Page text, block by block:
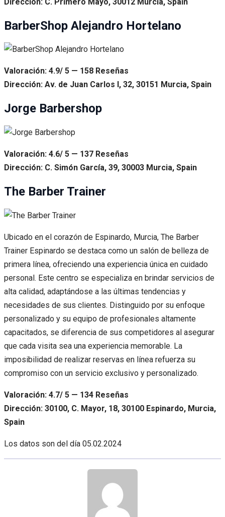
BarberShop Alejandro Hortelano
Valoración: 4.9/ 5 — 158 Reseñas
Dirección: Av. de Juan Carlos I, 32, 30151 Murcia, Spain
Jorge Barbershop
Valoración: 4.6/ 5 — 137 Reseñas
Dirección: C. Simón García, 39, 30003 Murcia, Spain
The Barber Trainer
Ubicado en el corazón de Espinardo, Murcia, The Barber
Trainer Espinardo se destaca como un salón de belleza de
primera línea, ofreciendo una experiencia única en cuidado
personal. Este centro se especializa en brindar servicios de
alta calidad, adaptándose a las últimas tendencias y
necesidades de sus clientes. Distinguido por su enfoque
personalizado y su equipo de profesionales altamente
capacitados, se diferencia de sus competidores al asegurar
que cada visita sea una experiencia memorable. La
imposibilidad de realizar reservas en línea refuerza su
compromiso con un servicio exclusivo y personalizado.
Valoración: 4.7/ 5 — 134 Reseñas
Dirección: 30100, C. Mayor, 18, 30100 Espinardo, Murcia,
Spain
Los datos son del día 05.02.2024